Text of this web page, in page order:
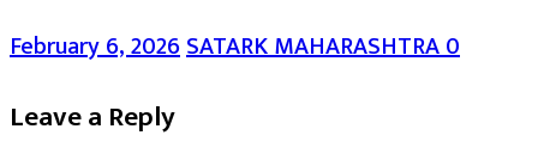
February 6, 2026SATARK MAHARASHTRA0
Leave a Reply